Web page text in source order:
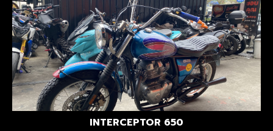
INTERCEPTOR 650